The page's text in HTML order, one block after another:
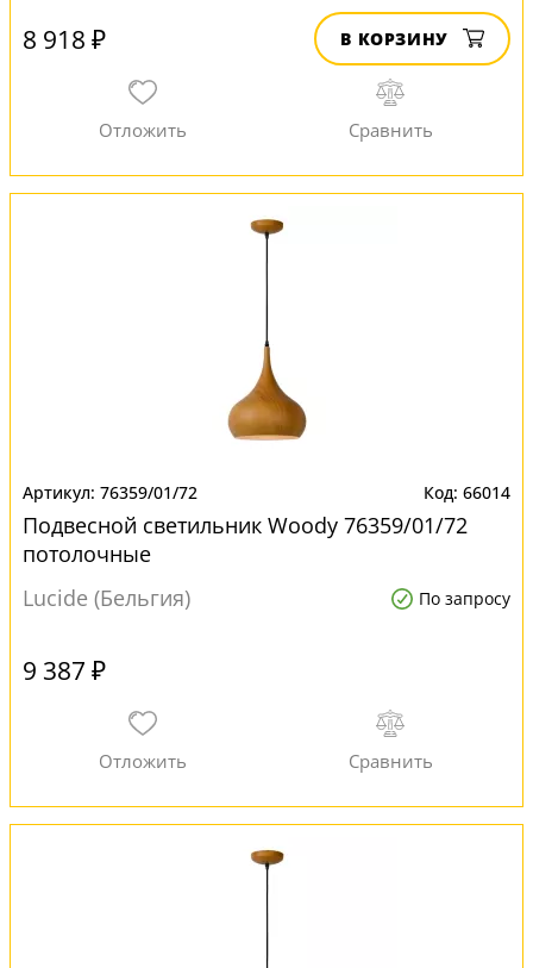
8 918 ₽ В КОРЗИНУ
76359/01/72 66014
Подвесной светильник Woody 76359/01/72
потолочные
Lucide (Бельгия)
По запросу
9 387 ₽